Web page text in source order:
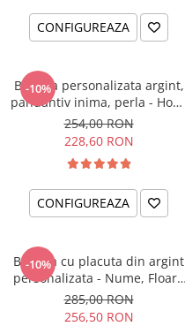
CONFIGUREAZA
-10%
Bratara personalizata argint,
pandantiv inima, perla - Hope
& Faith
254,00 RON
228,60 RON
CONFIGUREAZA
-10%
Bratara cu placuta din argint
personalizata - Nume, Floare
& Cristal
285,00 RON
256,50 RON